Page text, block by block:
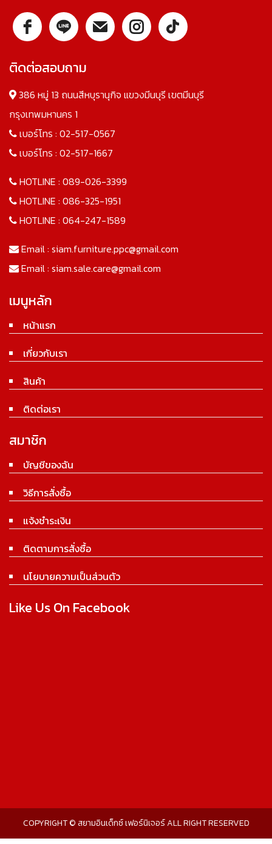
ติดต่อสอบถาม
386 หมู่ 13 ถนนสีหบุรานุกิจ แขวงมีนบุรี เขตมีนบุรี
กรุงเทพมหานคร 1
เบอร์โทร : 02-517-0567
เบอร์โทร : 02-517-1667
HOTLINE : 089-026-3399
HOTLINE : 086-325-1951
HOTLINE : 064-247-1589
Email : siam.furniture.ppc@gmail.com
Email : siam.sale.care@gmail.com
เมนูหลัก
หน้าแรก
เกี่ยวกับเรา
สินค้า
ติดต่อเรา
สมาชิก
บัญชีของฉัน
วิธีการสั่งซื้อ
แจ้งชำระเงิน
ติดตามการสั่งซื้อ
นโยบายความเป็นส่วนตัว
Like Us On Facebook
COPYRIGHT © สยามอินเด็กซ์ เฟอร์นิเจอร์ ALL RIGHT RESERVED